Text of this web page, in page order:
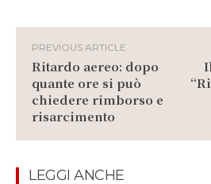
PREVIOUS ARTICLE
Ritardo aereo: dopo
quante ore si può
chiedere rimborso e
risarcimento
LEGGI ANCHE